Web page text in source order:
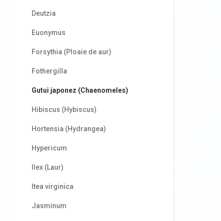
Deutzia
Euonymus
Forsythia (Ploaie de aur)
Fothergilla
Gutui japonez (Chaenomeles)
Hibiscus (Hybiscus)
Hortensia (Hydrangea)
Hypericum
Ilex (Laur)
Itea virginica
Jasminum